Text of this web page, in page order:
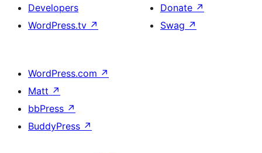
Developers
WordPress.tv ↗
Donate ↗
Swag ↗
WordPress.com ↗
Matt ↗
bbPress ↗
BuddyPress ↗